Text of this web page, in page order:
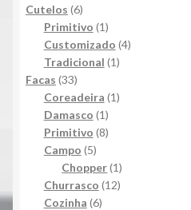
Cutelos 66
produtos
Primitivo 11
produto
Customizado 44
Tradicional 11
Facas 3333
produtos
Coreadeira 11
Damasco 11
produto
Primitivo 88
Campo 55
produtos
Chopper 11
produto
Churrasco 1212
Cozinha 66